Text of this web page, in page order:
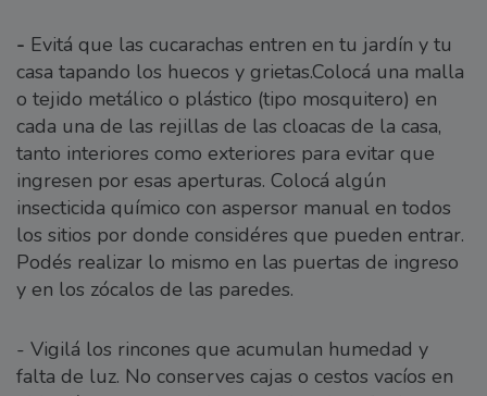
- Evitá que las cucarachas entren en tu jardín y tu
casa tapando los huecos y grietas.Colocá una malla
o tejido metálico o plástico (tipo mosquitero) en
cada una de las rejillas de las cloacas de la casa,
tanto interiores como exteriores para evitar que
ingresen por esas aperturas. Colocá algún
insecticida químico con aspersor manual en todos
los sitios por donde considéres que pueden entrar.
Podés realizar lo mismo en las puertas de ingreso
y en los zócalos de las paredes.
- Vigilá los rincones que acumulan humedad y
falta de luz. No conserves cajas o cestos vacíos en